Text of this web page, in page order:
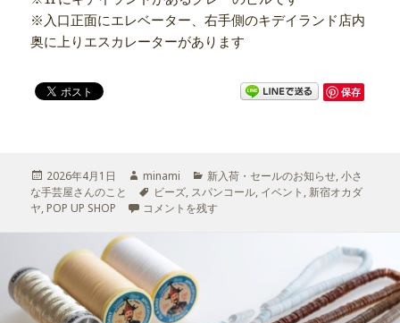
※入口正面にエレベーター、右手側のキデイランド店内
奥に上りエスカレーターがあります
保存
投
稿
日:
2026年4月1日
作
成
者
minami
カ
テ
ゴ
新入荷・セールのお知らせ,小さ
な手芸屋さんのこと
タ
グ
ビーズ, スパンコール, イベント , 新宿オカダ
ヤ, POP UP SHOP 素材との一期一会の出会いを楽しむPOP UP SHOP に
コメントを残す